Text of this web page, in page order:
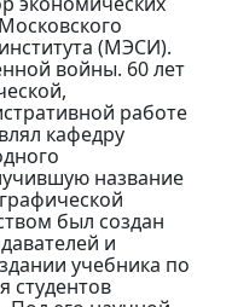
(МЭСИ).
войны. 60 лет
работе
кафедру
название
был создан
и
учебника по
студентов